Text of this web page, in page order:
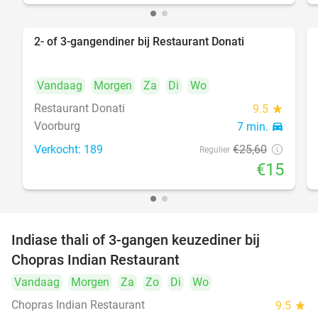
2- of 3-gangendiner bij Restaurant Donati
Vandaag Morgen Za Di
Wo
Restaurant Donati
9.5 star
Voorburg 7 min. directions_car
Verkocht: 189 Regulier €25,60
€15
Indiase thali of 3-gangen keuzediner bij
Chopras Indian Restaurant
Vandaag Morgen Za Zo Di
Wo
Chopras Indian Restaurant
9.5 star